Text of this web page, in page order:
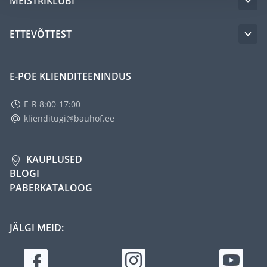
ETTEVÕTTEST
E-POE KLIENDITEENINDUS
E-R 8:00-17:00
klienditugi@bauhof.ee
KAUPLUSED
BLOGI
PABERKATALOOG
JÄLGI MEID: